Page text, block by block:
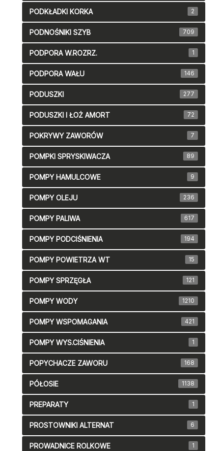
PODKŁADKI KORKA 2
PODNOŚNIKI SZYB 709
PODPORA W.ROZRZ. 1
PODPORA WAŁU 146
PODUSZKI 277
PODUSZKI I ŁOŻ AMORT 72
POKRYWY ZAWORÓW 7
POMPKI SPRYSKIWACZA 89
POMPY HAMULCOWE 9
POMPY OLEJU 236
POMPY PALIWA 617
POMPY PODCIŚNIENIA 194
POMPY POWIETRZA WT 15
POMPY SPRZĘGŁA 121
POMPY WODY 1210
POMPY WSPOMAGANIA 421
POMPY WYS.CIŚNIENIA 1
POPYCHACZE ZAWORU 168
PÓŁOSIE 1138
PREPARATY 1
PROSTOWNIKI ALTERNAT 6
PROWADNICE ROLKOWE 1